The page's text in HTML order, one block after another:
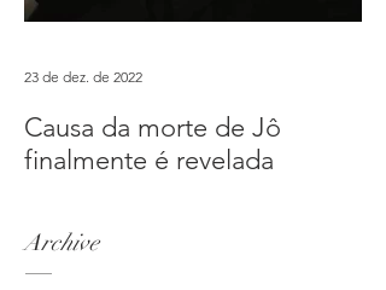
Causa da morte de Jô
finalmente é revelada
23 de dez. de 2022
Archive